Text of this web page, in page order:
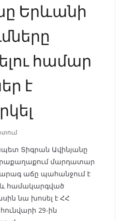
Երևանի
համար
է
Տիգրան Ավինյանը
մարդատար
աճը պահանջում է
համակարգված
նա խոսել է ՀՀ
29-ին